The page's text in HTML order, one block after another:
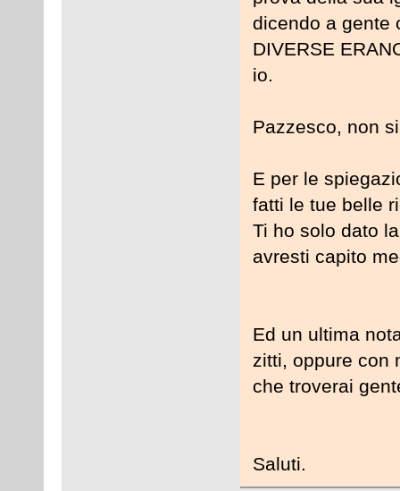
dicendo a gente
DIVERSE
io.
Pazzesco, non
E per le
fatti le tue belle
Ti ho solo dato
avresti capito
Ed un ultima
zitti, oppure con
che troverai
Saluti.